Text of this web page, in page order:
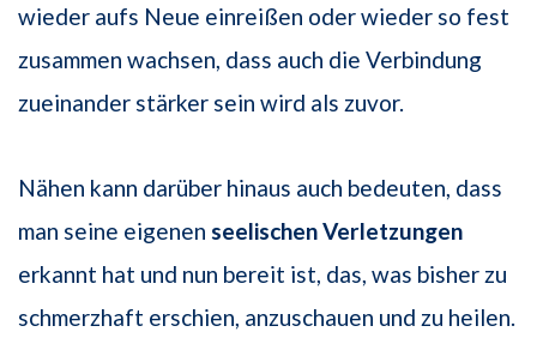
wieder aufs Neue einreißen oder wieder so fest
zusammen wachsen, dass auch die Verbindung
zueinander stärker sein wird als zuvor.
Nähen kann darüber hinaus auch bedeuten, dass
man seine eigenen seelischen Verletzungen
erkannt hat und nun bereit ist, das, was bisher zu
schmerzhaft erschien, anzuschauen und zu heilen.